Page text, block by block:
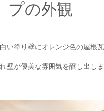
プの外観
白い塗り壁にオレンジ色の屋根
れ壁が優美な雰囲気を醸し出しま